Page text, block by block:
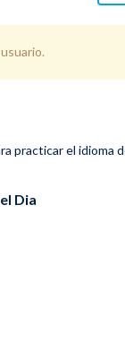
practicar el idioma
Dia